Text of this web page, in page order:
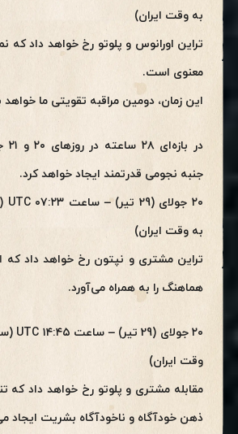
به وقت ایران)
تراین اورانوس و پلوتو رخ خواهد داد که
معنوی است.
این زمان، دومین مراقبه تقویتی ما خواهد
جنبه نجومی قدرتمند ایجاد خواهد کرد.
به وقت ایران)
تراین مشتری و نپتون رخ خواهد داد که
هماهنگ را به همراه می‌آورد.
وقت ایران)
مقابله مشتری و پلوتو رخ خواهد داد که
ذهن خودآگاه و ناخودآگاه بشریت ایجاد